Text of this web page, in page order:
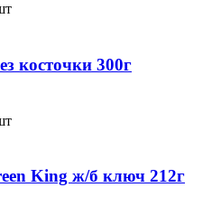
косточки 300г
King ж/б ключ 212г